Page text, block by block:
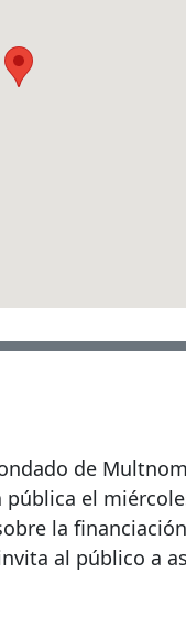
de
el
la
al público a